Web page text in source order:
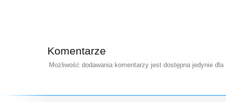
Komentarze
Możliwość dodawania komentarzy jest dostępna jedynie